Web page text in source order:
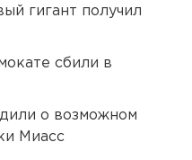
гигант получил
сбили в
о возможном
Миасс